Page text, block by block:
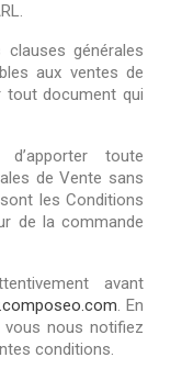
générales
aux ventes de
tout document qui
toute
de Vente sans
les Conditions
de la commande
avant
. En
nous notifiez
conditions.